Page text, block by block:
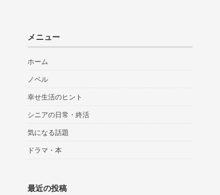
メニュー
ホーム
ノベル
幸せ生活のヒント
シニアの日常・終活
気になる話題
ドラマ・本
最近の投稿